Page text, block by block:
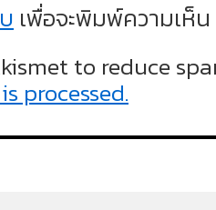
เพื่อจะพิมพ์ความเห็น
to reduce
processed.